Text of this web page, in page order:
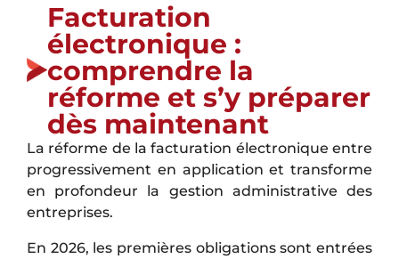
Facturation
électronique :
comprendre la
réforme et s’y préparer
dès maintenant
La réforme de la facturation électronique entre
progressivement en application et transforme
en profondeur la gestion administrative des
entreprises.
En 2026, les premières obligations sont entrées